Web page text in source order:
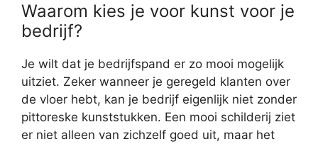
Waarom kies je voor kunst voor je
bedrijf?
Je wilt dat je bedrijfspand er zo mooi mogelijk
uitziet. Zeker wanneer je geregeld klanten over
de vloer hebt, kan je bedrijf eigenlijk niet zonder
pittoreske kunststukken. Een mooi schilderij ziet
er niet alleen van zichzelf goed uit, maar het